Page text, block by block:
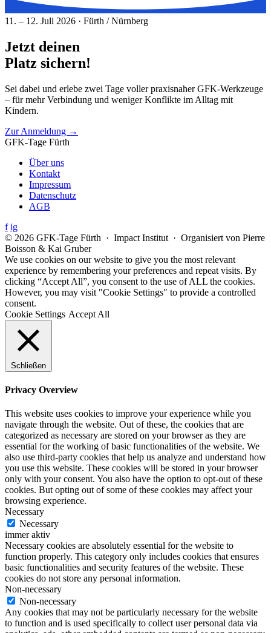
11. – 12. Juli 2026 · Fürth / Nürnberg
Jetzt deinen
Platz sichern!
Sei dabei und erlebe zwei Tage voller praxisnaher GFK-Werkzeuge
– für mehr Verbindung und weniger Konflikte im Alltag mit
Kindern.
Zur Anmeldung →
GFK-Tage Fürth
Über uns
Kontakt
Impressum
Datenschutz
AGB
f ig
© 2026 GFK-Tage Fürth · Impact Institut · Organisiert von Pierre
Boisson & Kai Gruber
We use cookies on our website to give you the most relevant
experience by remembering your preferences and repeat visits. By
clicking “Accept All”, you consent to the use of ALL the cookies.
However, you may visit "Cookie Settings" to provide a controlled
consent.
Cookie Settings Accept All
Schließen
Privacy Overview
This website uses cookies to improve your experience while you
navigate through the website. Out of these, the cookies that are
categorized as necessary are stored on your browser as they are
essential for the working of basic functionalities of the website. We
also use third-party cookies that help us analyze and understand how
you use this website. These cookies will be stored in your browser
only with your consent. You also have the option to opt-out of these
cookies. But opting out of some of these cookies may affect your
browsing experience.
Necessary
Necessary
immer aktiv
Necessary cookies are absolutely essential for the website to
function properly. This category only includes cookies that ensures
basic functionalities and security features of the website. These
cookies do not store any personal information.
Non-necessary
Non-necessary
Any cookies that may not be particularly necessary for the website
to function and is used specifically to collect user personal data via